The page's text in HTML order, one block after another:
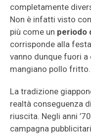
completamente
Non è infatti visto
più come un periodo
corrisponde alla
vanno dunque fuori
mangiano pollo
La tradizione
realtà conseguenza
riuscita. Negli anni
campagna